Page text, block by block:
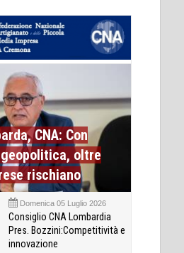
CNA: Con
oltre
rischiano
Domenica 05 Luglio 2026
Consiglio CNA Lombardia
Pres. Bozzini:Competitività e
innovazione